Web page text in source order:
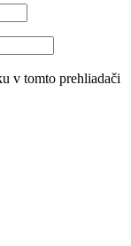
v tomto prehliadači